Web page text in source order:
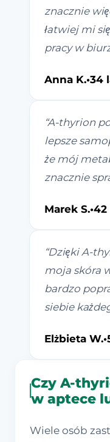
znacznie
łatwiej mi
pracy w
Anna K.•34
“A-thyrion
lepsze
że mój
znacznie
Marek S.•42
“Dzięki A-
moja skóra
bardzo
siebie
Elżbieta W.•
Czy A-
w aptece
Wiele osób